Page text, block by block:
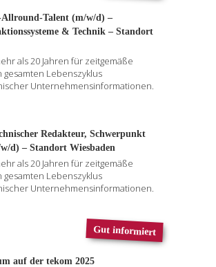
Allround-Talent (m/w/d) –
& Technik – Standort
als 20 Jahren für zeitgemäße
Lebenszyklus
Unternehmensinformationen.
Redakteur, Schwerpunkt
d) – Standort Wiesbaden
als 20 Jahren für zeitgemäße
Lebenszyklus
Unternehmensinformationen.
Gut informiert
auf der tekom 2025